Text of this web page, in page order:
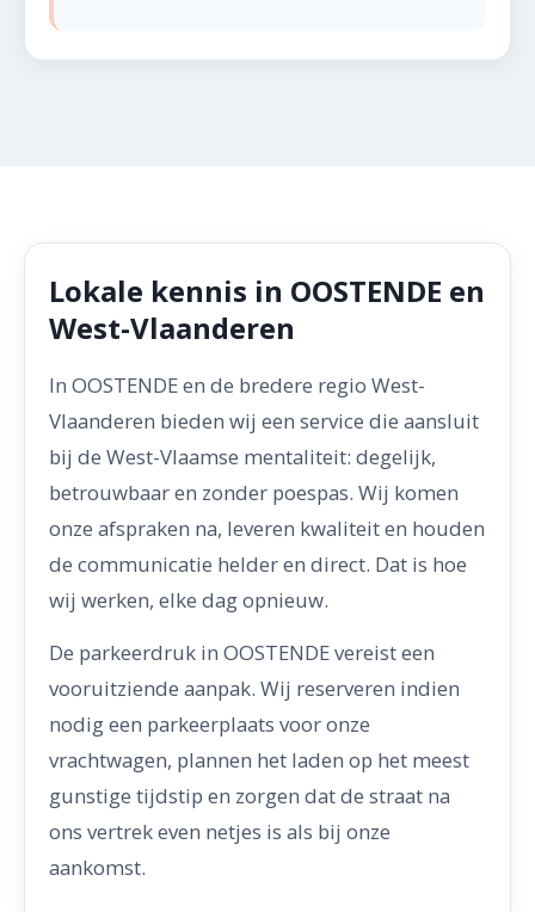
Lokale kennis in OOSTENDE en
West-Vlaanderen
In OOSTENDE en de bredere regio West-
Vlaanderen bieden wij een service die aansluit
bij de West-Vlaamse mentaliteit: degelijk,
betrouwbaar en zonder poespas. Wij komen
onze afspraken na, leveren kwaliteit en houden
de communicatie helder en direct. Dat is hoe
wij werken, elke dag opnieuw.
De parkeerdruk in OOSTENDE vereist een
vooruitziende aanpak. Wij reserveren indien
nodig een parkeerplaats voor onze
vrachtwagen, plannen het laden op het meest
gunstige tijdstip en zorgen dat de straat na
ons vertrek even netjes is als bij onze
aankomst.